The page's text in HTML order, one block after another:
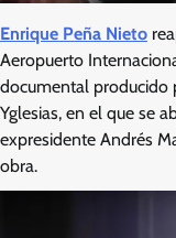
Enrique Peña Nieto
Aeropuerto
documental producido
Yglesias, en el que se
expresidente Andrés
obra.